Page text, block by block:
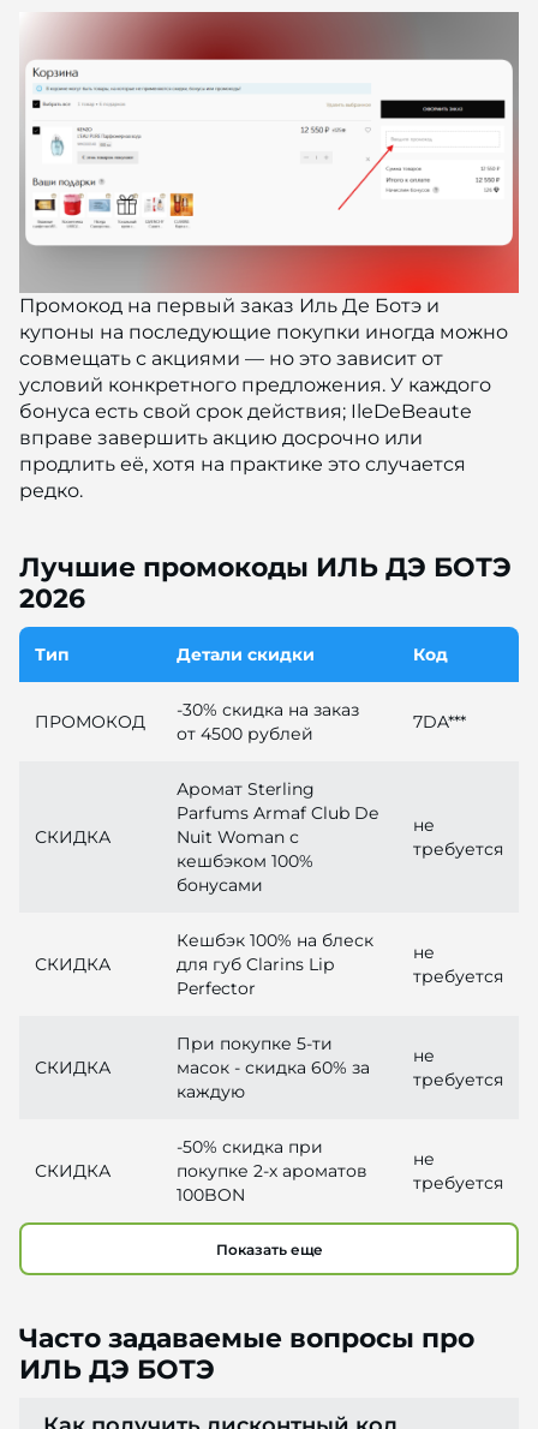
Промокод на первый заказ Иль Де Ботэ и
купоны на последующие покупки иногда можно
совмещать с акциями — но это зависит от
условий конкретного предложения. У каждого
бонуса есть свой срок действия; IleDeBeaute
вправе завершить акцию досрочно или
продлить её, хотя на практике это случается
редко.
Лучшие промокоды ИЛЬ ДЭ БОТЭ
2026
Тип Детали скидки Код
ПРОМОКОД
-30% скидка на заказ
от 4500 рублей
7DA***
СКИДКА
Аромат Sterling
Parfums Armaf Club De
Nuit Woman с
кешбэком 100%
бонусами
не
требуется
СКИДКА
Кешбэк 100% на блеск
для губ Clarins Lip
Perfector
не
требуется
СКИДКА
При покупке 5-ти
масок - скидка 60% за
каждую
не
требуется
СКИДКА
-50% скидка при
покупке 2-х ароматов
100BON
не
требуется
Показать еще
Часто задаваемые вопросы про
ИЛЬ ДЭ БОТЭ